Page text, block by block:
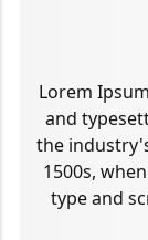
Lorem
and
the
1500s,
type and